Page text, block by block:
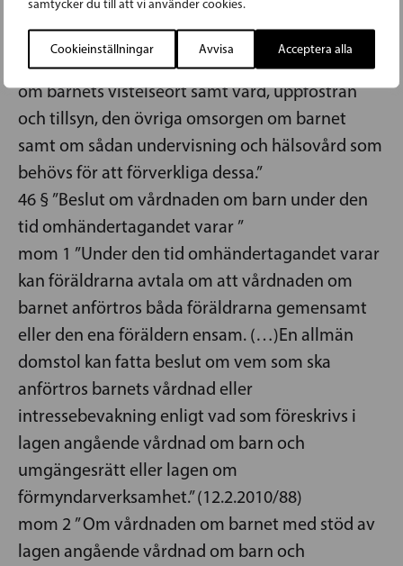
samtycker du till att vi använder cookies.
Cookieinställningar Avvisa Acceptera alla
barn har omhändertagits, har det organ som
ansvarar för socialvården för uppnåendet av
syftet med omhändertagandet rätt att besluta
om barnets vistelseort samt vård, uppfostran
och tillsyn, den övriga omsorgen om barnet
samt om sådan undervisning och hälsovård som
behövs för att förverkliga dessa.”
46 § ”Beslut om vårdnaden om barn under den
tid omhändertagandet varar ”
mom 1 ”Under den tid omhändertagandet varar
kan föräldrarna avtala om att vårdnaden om
barnet anförtros båda föräldrarna gemensamt
eller den ena föräldern ensam. (…)En allmän
domstol kan fatta beslut om vem som ska
anförtros barnets vårdnad eller
intressebevakning enligt vad som föreskrivs i
lagen angående vårdnad om barn och
umgängesrätt eller lagen om
förmyndarverksamhet.” (12.2.2010/88)
mom 2 ” Om vårdnaden om barnet med stöd av
lagen angående vårdnad om barn och